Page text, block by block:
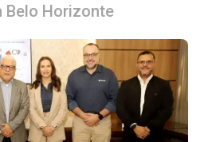
Belo Horizonte